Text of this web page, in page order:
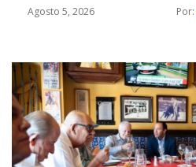
Agosto 5, 2026 Por: